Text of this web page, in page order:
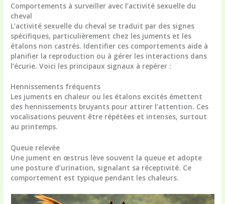
Comportements à surveiller avec l’activité sexuelle du
cheval
L’activité sexuelle du cheval se traduit par des signes
spécifiques, particulièrement chez les juments et les
étalons non castrés. Identifier ces comportements aide à
planifier la reproduction ou à gérer les interactions dans
l’écurie. Voici les principaux signaux à repérer :
Hennissements fréquents
Les juments en chaleur ou les étalons excités émettent
des hennissements bruyants pour attirer l’attention. Ces
vocalisations peuvent être répétées et intenses, surtout
au printemps.
Queue relevée
Une jument en œstrus lève souvent la queue et adopte
une posture d’urination, signalant sa réceptivité. Ce
comportement est typique pendant les chaleurs.